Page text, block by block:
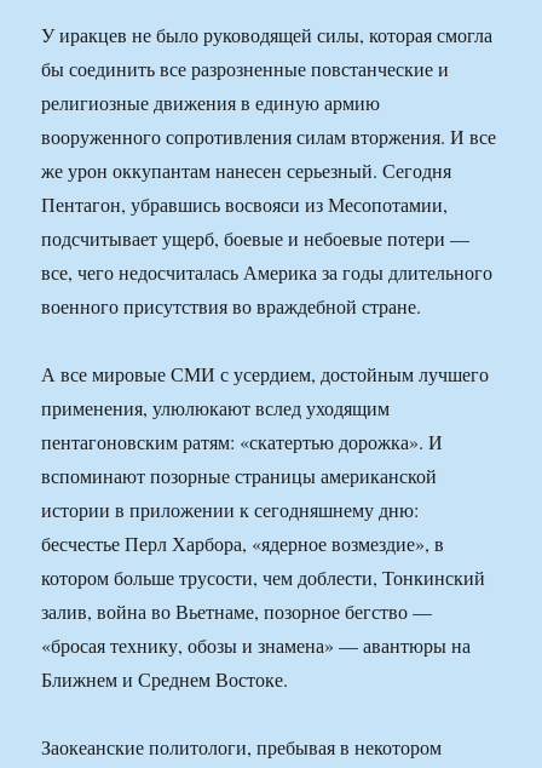
У иракцев не было руководящей силы, которая смогла
бы соединить все разрозненные повстанческие и
религиозные движения в единую армию
вооруженного сопротивления силам вторжения. И все
же урон оккупантам нанесен серьезный. Сегодня
Пентагон, убравшись восвояси из Месопотамии,
подсчитывает ущерб, боевые и небоевые потери —
все, чего недосчиталась Америка за годы длительного
военного присутствия во враждебной стране.
А все мировые СМИ с усердием, достойным лучшего
применения, улюлюкают вслед уходящим
пентагоновским ратям: «скатертью дорожка». И
вспоминают позорные страницы американской
истории в приложении к сегодняшнему дню:
бесчестье Перл Харбора, «ядерное возмездие», в
котором больше трусости, чем доблести, Тонкинский
залив, война во Вьетнаме, позорное бегство —
«бросая технику, обозы и знамена» — авантюры на
Ближнем и Среднем Востоке.
Заокеанские политологи, пребывая в некотором